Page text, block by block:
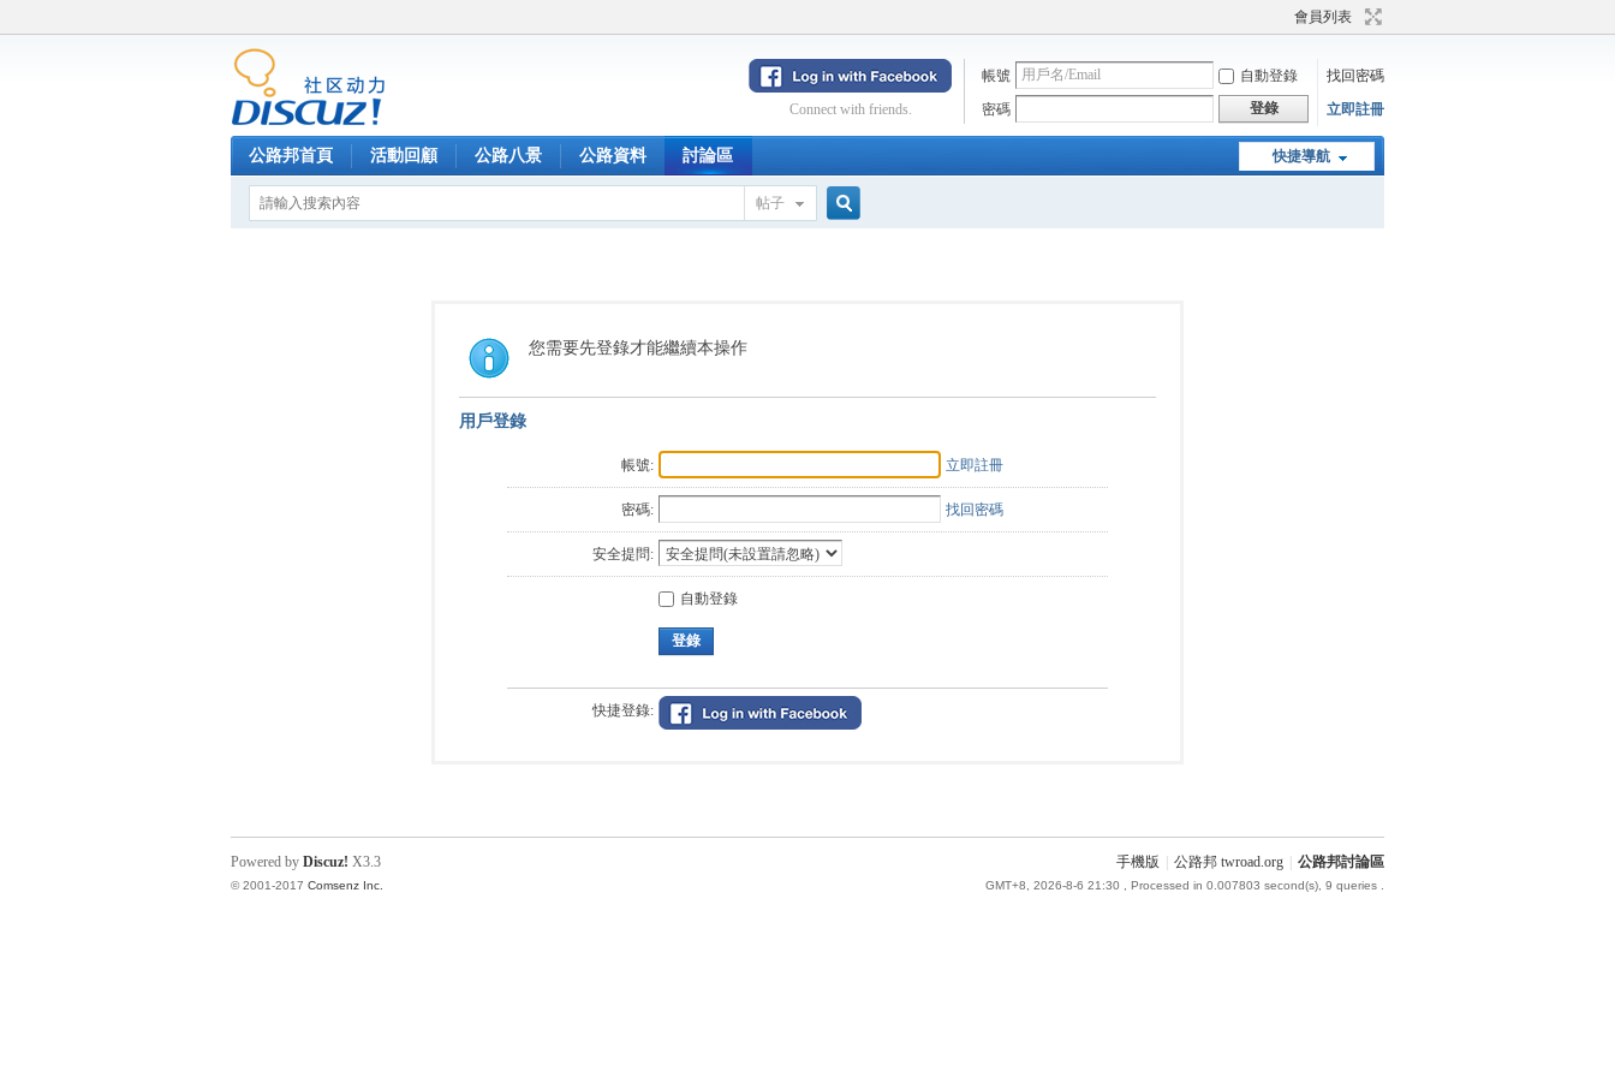
會員列表
帳號 自動登錄
找回密碼
密碼
登錄 立即註冊
Connect with friends.
快捷導航
公路邦首頁 活動回顧 公路八景 公路資料 討論區
帖子
您需要先登錄才能繼續本操作
用戶登錄
帳號: 立即註冊
密碼: 找回密碼
安全提問:
自動登錄
登錄
快捷登錄:
手機版 公路邦 twroad.org 公路邦討論區
GMT+8, 2026-8-6 21:30 , Processed in 0.007803 second(s), 9 queries .
Powered by Discuz! X3.3
© 2001-2017 Comsenz Inc.